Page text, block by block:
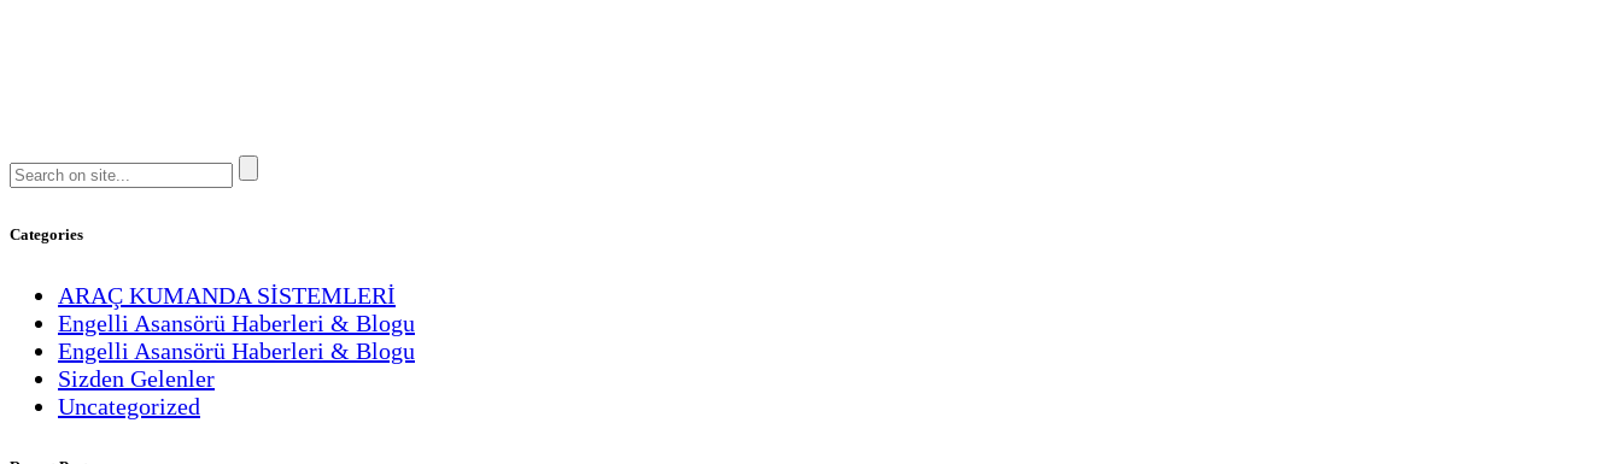
Categories
ARAÇ KUMANDA SİSTEMLERİ
Engelli Asansörü Haberleri & Blogu
Engelli Asansörü Haberleri & Blogu
Sizden Gelenler
Uncategorized